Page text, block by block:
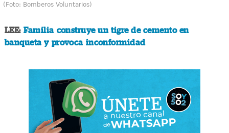
(Foto: Bomberos Voluntarios)
LEE: Familia construye un tigre de cemento en
banqueta y provoca inconformidad